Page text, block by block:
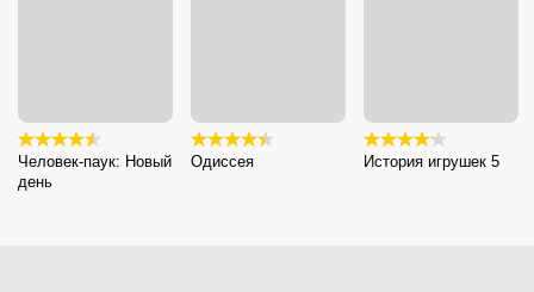
Человек-паук: Новый
день
Одиссея История игрушек 5